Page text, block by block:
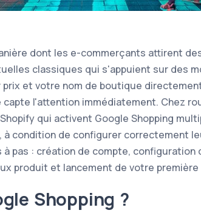
dont les e-commerçants attirent
classiques qui s'appuient sur des
et votre nom de boutique
l'attention immédiatement. Chez
qui activent Google Shopping
condition de configurer correctement
pas : création de compte, configuration
produit et lancement de votre première
Shopping ?